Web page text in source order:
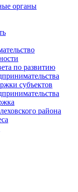
органы
по развитию
субъектов
района